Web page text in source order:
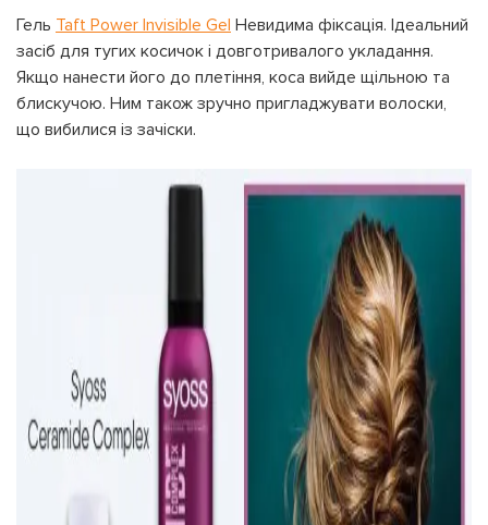
Гель Taft Power Invisible Gel Невидима фіксація. Ідеальний
засіб для тугих косичок і довготривалого укладання.
Якщо нанести його до плетіння, коса вийде щільною та
блискучою. Ним також зручно пригладжувати волоски,
що вибилися із зачіски.